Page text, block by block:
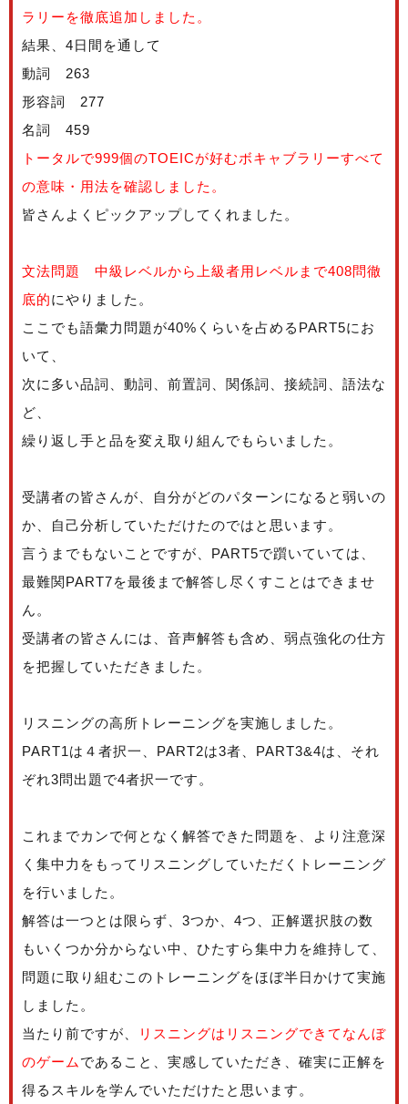
ラリーを徹底追加しました。
結果、4日間を通して
動詞 263
形容詞 277
名詞 459
トータルで999個のTOEICが好むボキャブラリーすべて
の意味・用法を確認しました。
皆さんよくピックアップしてくれました。
文法問題 中級レベルから上級者用レベルまで408問徹
底的にやりました。
ここでも語彙力問題が40%くらいを占めるPART5にお
いて、
次に多い品詞、動詞、前置詞、関係詞、接続詞、語法な
ど、
繰り返し手と品を変え取り組んでもらいました。
受講者の皆さんが、自分がどのパターンになると弱いの
か、自己分析していただけたのではと思います。
言うまでもないことですが、PART5で躓いていては、
最難関PART7を最後まで解答し尽くすことはできませ
ん。
受講者の皆さんには、音声解答も含め、弱点強化の仕方
を把握していただきました。
リスニングの高所トレーニングを実施しました。
PART1は４者択一、PART2は3者、PART3&4は、それ
ぞれ3問出題で4者択一です。
これまでカンで何となく解答できた問題を、より注意深
く集中力をもってリスニングしていただくトレーニング
を行いました。
解答は一つとは限らず、3つか、4つ、正解選択肢の数
もいくつか分からない中、ひたすら集中力を維持して、
問題に取り組むこのトレーニングをほぼ半日かけて実施
しました。
当たり前ですが、
リスニングはリスニングできてなんぼ
のゲーム であること、実感していただき、確実に正解を
得るスキルを学んでいただけたと思います。